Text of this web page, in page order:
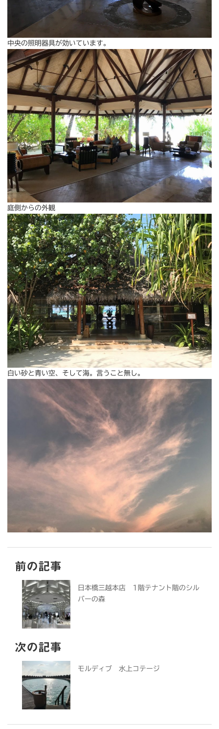
中央の照明器具が効いています。
庭側からの外観
白い砂と青い空、そして海。言うこと無し。
前の記事
日本橋三越本店 1階テナント階のシル
バーの森
次の記事
モルディブ 水上コテージ